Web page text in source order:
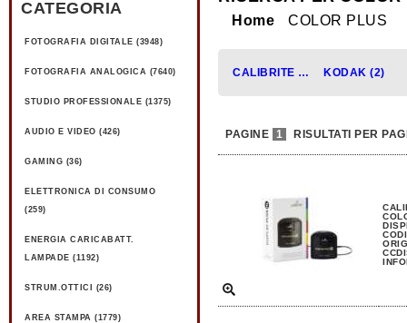
CATEGORIA
FOTOGRAFIA DIGITALE (3948)
FOTOGRAFIA ANALOGICA (7640)
STUDIO PROFESSIONALE (1375)
AUDIO E VIDEO (426)
GAMING (36)
ELETTRONICA DI CONSUMO
(259)
ENERGIA CARICABATT.
LAMPADE (1192)
STRUM.OTTICI (26)
AREA STAMPA (1779)
Home COLOR PLUS
CALIBRITE (2) KODAK (2)
PAGINE 1 RISULTATI PER